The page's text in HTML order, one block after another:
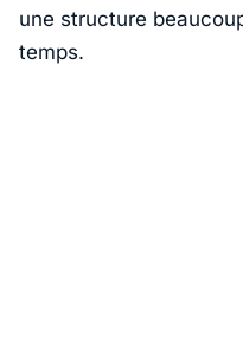
une structure
temps.